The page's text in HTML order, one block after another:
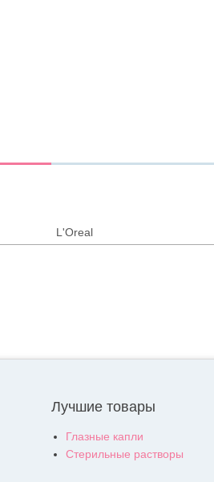
L'Oreal
Лучшие товары
Глазные капли
Стерильные растворы